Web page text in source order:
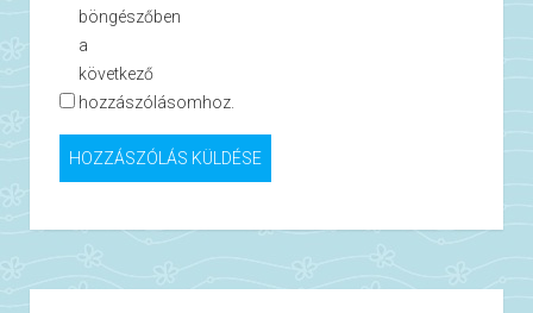
böngészőben
a
következő
hozzászólásomhoz.